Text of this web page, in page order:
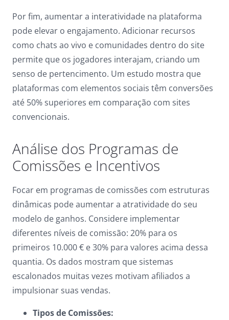
Por fim, aumentar a interatividade na plataforma
pode elevar o engajamento. Adicionar recursos
como chats ao vivo e comunidades dentro do site
permite que os jogadores interajam, criando um
senso de pertencimento. Um estudo mostra que
plataformas com elementos sociais têm conversões
até 50% superiores em comparação com sites
convencionais.
Análise dos Programas de
Comissões e Incentivos
Focar em programas de comissões com estruturas
dinâmicas pode aumentar a atratividade do seu
modelo de ganhos. Considere implementar
diferentes níveis de comissão: 20% para os
primeiros 10.000 € e 30% para valores acima dessa
quantia. Os dados mostram que sistemas
escalonados muitas vezes motivam afiliados a
impulsionar suas vendas.
Tipos de Comissões: